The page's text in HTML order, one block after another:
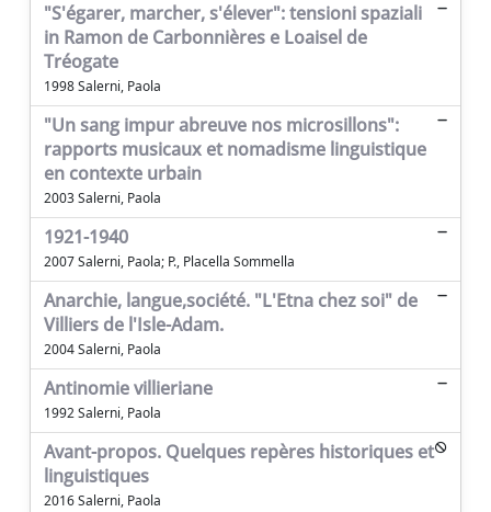
"S'égarer, marcher, s'élever": tensioni spaziali
in Ramon de Carbonnières e Loaisel de
Tréogate
1998 Salerni, Paola
"Un sang impur abreuve nos microsillons":
rapports musicaux et nomadisme linguistique
en contexte urbain
2003 Salerni, Paola
1921-1940
2007 Salerni, Paola; P., Placella Sommella
Anarchie, langue,société. "L'Etna chez soi" de
Villiers de l'Isle-Adam.
2004 Salerni, Paola
Antinomie villieriane
1992 Salerni, Paola
Avant-propos. Quelques repères historiques et
linguistiques
2016 Salerni, Paola